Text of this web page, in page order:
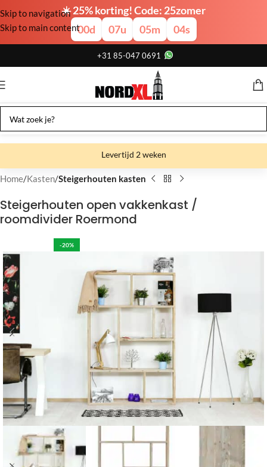
☀️ 25% korting! Code: 25zomer
00d 07u 05m 03s
Skip to navigation
Skip to main content
+31 85-047 0691
Levertijd 2 weken
Gratis verzending
Gratis afhalen
Showroom bij fabriek
Home Kasten Steigerhouten kasten
Steigerhouten open vakkenkast /
roomdivider Roermond
-20%